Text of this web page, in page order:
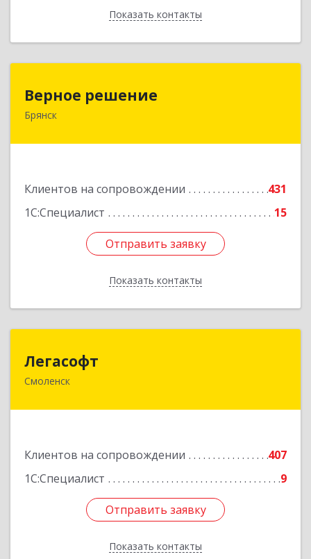
Показать контакты
Назад
Верное решение
Брянск
Клиентов на сопровождении
431
1С:Специалист
15
Отправить заявку
Показать контакты
241035, Брянская обл, Брянск г, Ульянова ул,
Отправить заявку
Назад
Легасофт
Смоленск
Клиентов на сопровождении
407
1С:Специалист
9
Отправить заявку
Показать контакты
214018, Смоленская обл, Смоленск г, Ново-
Отправить заявку
Назад